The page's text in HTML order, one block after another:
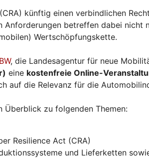
künftig einen verbindlichen
betreffen dabei nicht
Wertschöpfungskette.
, die Landesagentur für neue
eine kostenfreie Online-
auf die Relevanz für die
Überblick zu folgenden Themen:
Resilience Act (CRA)
und Lieferketten